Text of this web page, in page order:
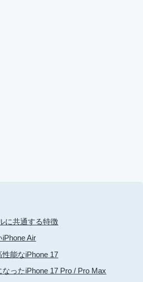
に共通する特徴
Air
能なiPhone 17
ったiPhone 17 Pro / Pro Max